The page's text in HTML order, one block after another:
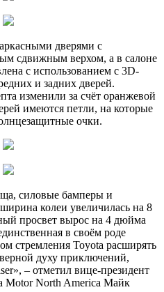
дверями с
сдвижным верхом, а в салоне
с использованием с 3D-
и задних дверей.
изменили за счёт оранжевой
имеются петли, на которые
очки.
силовые бамперы и
колеи увеличилась на 8
просвет вырос на 4 дюйма
в своём роде
стремления Toyota расширять
духу приключений,
– отметил вице-президент
Motor North America Майк